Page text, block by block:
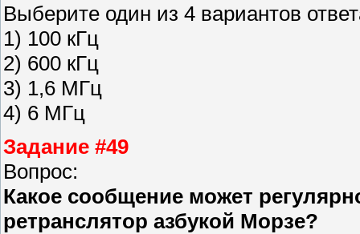
Выберите один из 4 вариантов
1) 100 кГц
2) 600 кГц
3) 1,6 МГц
4) 6 МГц
Задание #49
Вопрос:
Какое сообщение может
ретранслятор азбукой Морзе?